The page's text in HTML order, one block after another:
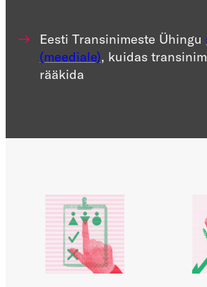
Eesti Transinimeste Ühingu
(meediale), kuidas
rääkida